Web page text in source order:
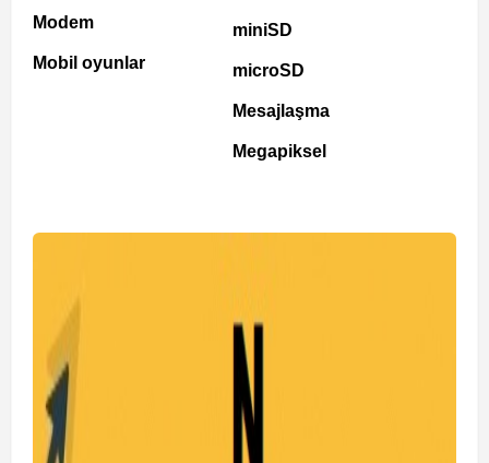
Modem
Mobil oyunlar
miniSD
microSD
Mesajlaşma
Megapiksel